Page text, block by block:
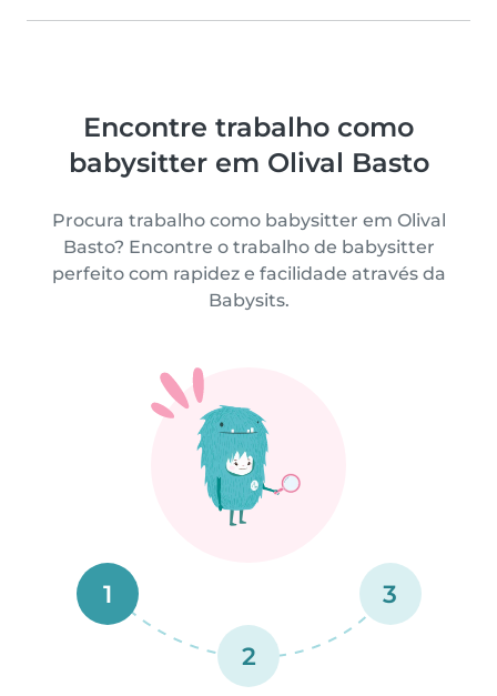
Encontre trabalho como
babysitter em Olival Basto
Procura trabalho como babysitter em Olival
Basto? Encontre o trabalho de babysitter
perfeito com rapidez e facilidade através da
Babysits.
1
2
3